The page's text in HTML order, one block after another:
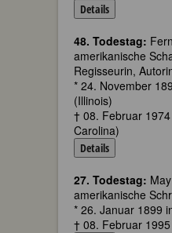
Details
48. Todestag:
amerikanische
Regisseurin,
* 24. November
(Illinois)
† 08. Februar
Carolina)
Details
27. Todestag:
amerikanische
* 26. Januar 1899
† 08. Februar